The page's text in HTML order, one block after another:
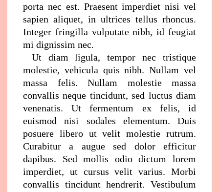
porta nec est. Praesent imperdiet nisi vel
sapien aliquet, in ultrices tellus rhoncus.
Integer fringilla vulputate nibh, id feugiat
mi dignissim nec.
Ut diam ligula, tempor nec tristique
molestie, vehicula quis nibh. Nullam vel
massa felis. Nullam molestie massa
convallis neque tincidunt, sed luctus diam
venenatis. Ut fermentum ex felis, id
euismod nisi sodales elementum. Duis
posuere libero ut velit molestie rutrum.
Curabitur a augue sed dolor efficitur
dapibus. Sed mollis odio dictum lorem
imperdiet, ut cursus velit varius. Morbi
convallis tincidunt hendrerit. Vestibulum